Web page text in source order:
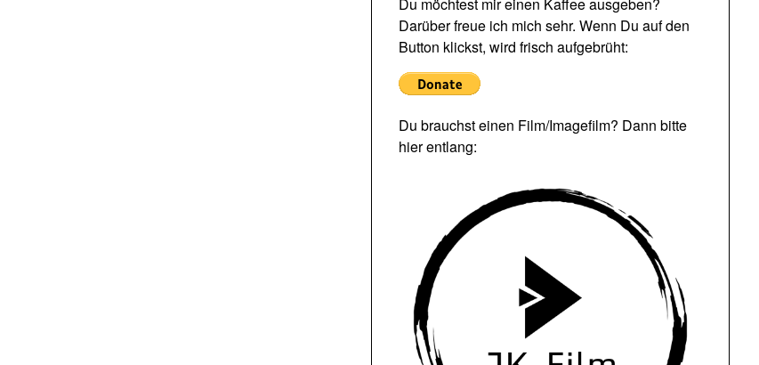
Du möchtest mir einen Kaffee ausgeben?
Darüber freue ich mich sehr. Wenn Du auf den
Button klickst, wird frisch aufgebrüht:
Du brauchst einen Film/Imagefilm? Dann bitte
hier entlang: